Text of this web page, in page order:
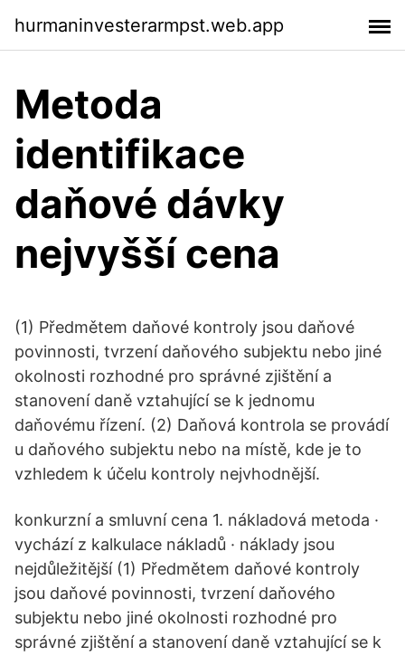
hurmaninvesterarmpst.web.app
Metoda
identifikace
daňové dávky
nejvyšší cena
(1) Předmětem daňové kontroly jsou daňové
povinnosti, tvrzení daňového subjektu nebo jiné
okolnosti rozhodné pro správné zjištění a
stanovení daně vztahující se k jednomu
daňovému řízení. (2) Daňová kontrola se provádí
u daňového subjektu nebo na místě, kde je to
vzhledem k účelu kontroly nejvhodnější.
konkurzní a smluvní cena 1. nákladová metoda ·
vychází z kalkulace nákladů · náklady jsou
nejdůležitější (1) Předmětem daňové kontroly
jsou daňové povinnosti, tvrzení daňového
subjektu nebo jiné okolnosti rozhodné pro
správné zjištění a stanovení daně vztahující se k